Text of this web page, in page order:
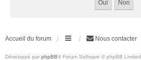
Accueil du forum Nous contacter
Développé par phpBB® Forum Software © phpBB Limited